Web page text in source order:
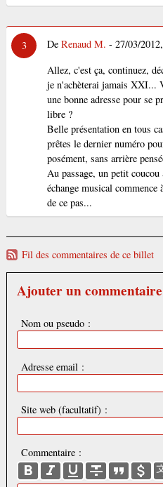
3 De Renaud M. - 27/03/
Allez, c'est ça, continuez,
je n'achèterai jamais XXI...
une bonne adresse pour se
libre ?
Belle présentation en tous
prêtes le dernier numéro
posément, sans arrière
Au passage, un petit
échange musical
de ce pas...
Fil des commentaires de ce billet
Ajouter un commentaire
Nom ou pseudo :
Adresse email :
Site web (facultatif) :
Commentaire :